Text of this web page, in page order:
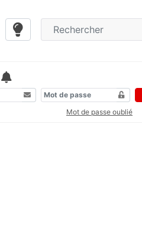
Mot de passe oublié